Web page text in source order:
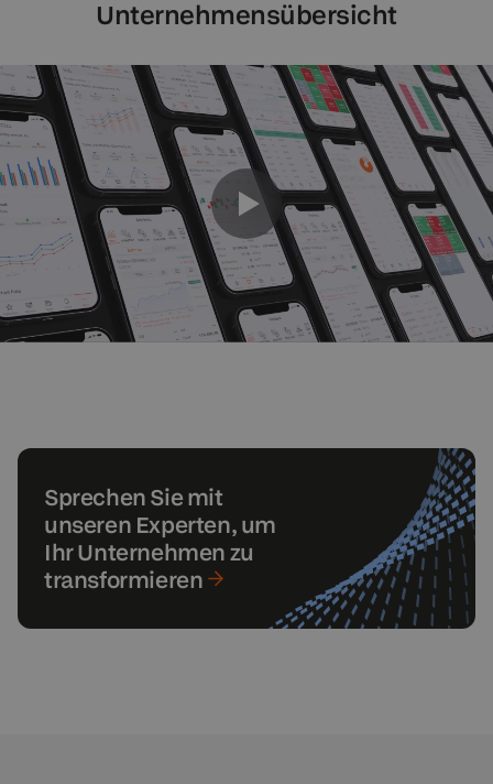
Unternehmensübersicht
Sprechen Sie mit
unseren Experten, um
Ihr Unternehmen zu
transformieren